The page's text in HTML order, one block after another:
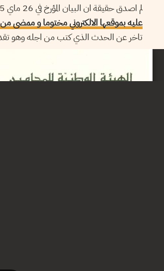
لم اصدق حقيقة ان البيان المؤرخ في 26 ماي 2015 قد صدر فعلا عن مجلس الهيئة الوطنية للمحامين الا بعد
عليه بموقعها الالكتروني مختوما و ممضى
تاخر عن الحدث الذي كتب من اجله وهو